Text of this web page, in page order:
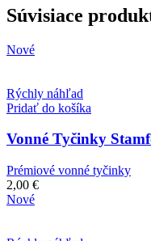
Súvisiace
Nové
Rýchly náhľad
Pridať do košíka
Vonné Tyčinky
Prémiové vonné tyčinky
2,00 €
Nové